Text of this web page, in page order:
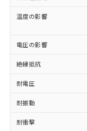
温度の影響
電圧の影響
絶縁抵抗
耐電圧
耐振動
耐衝撃
ご利用くださ
本サー
商品の
(税抜)
当社制
本サー
ことを
在庫状
記載し
タに基
非含有に非
定はありませ
調査・確認
非含有の対
商品です。
非該当品：
害物質有無と
仕入先様の
いたものが
鉛(Pb) 1000ppm
※1 中国
「○」：最
基準値以下で
「×」：最
基準値を超
「－」：未
*中国RoHS10物
当社は
為替お
（以下
または